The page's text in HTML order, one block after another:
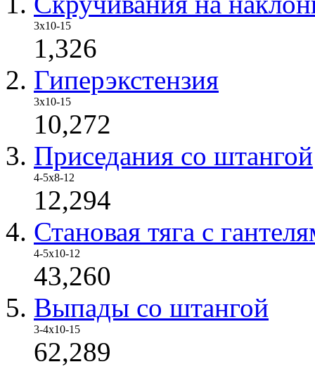
3х10-15
1,326
Гиперэкстензия
3х10-15
10,272
Приседания со штангой
4-5х8-12
12,294
Становая тяга с
4-5x10-12
43,260
Выпады со штангой
3-4х10-15
62,289